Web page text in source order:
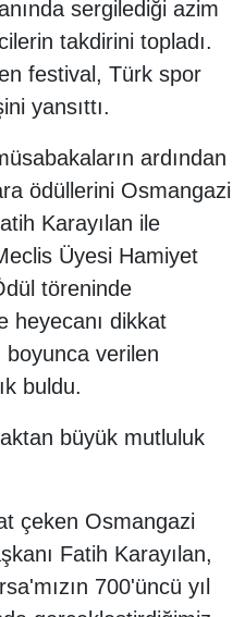
sergilediği azim
takdirini topladı.
festival, Türk spor
yansıttı.
ardından
ödüllerini Osmangazi
Karayılan ile
Üyesi Hamiyet
töreninde
heyecanı dikkat
verilen
buldu.
büyük mutluluk
çeken Osmangazi
Fatih Karayılan,
700'üncü yıl